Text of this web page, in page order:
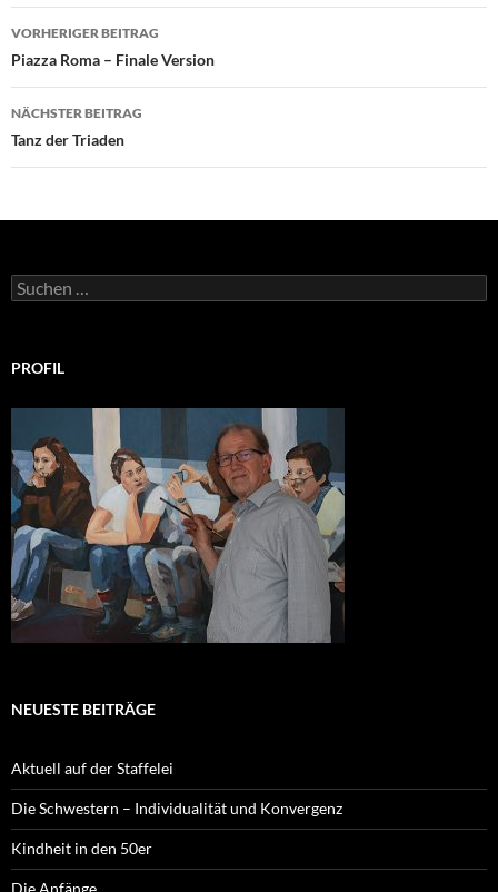
Beitragsnavigation
VORHERIGER BEITRAG
Piazza Roma – Finale Version
NÄCHSTER BEITRAG
Tanz der Triaden
Suchen
nach:
PROFIL
NEUESTE BEITRÄGE
Aktuell auf der Staffelei
Die Schwestern – Individualität und Konvergenz
Kindheit in den 50er